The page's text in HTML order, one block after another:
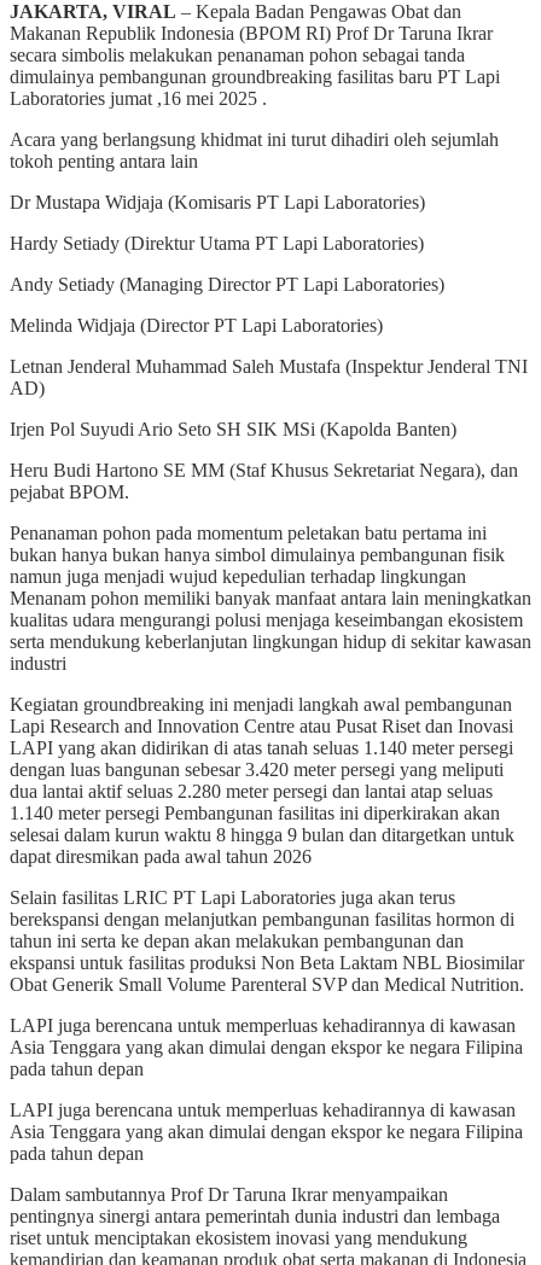
JAKARTA, VIRAL – Kepala Badan Pengawas Obat dan
Makanan Republik Indonesia (BPOM RI) Prof Dr Taruna Ikrar
secara simbolis melakukan penanaman pohon sebagai tanda
dimulainya pembangunan groundbreaking fasilitas baru PT Lapi
Laboratories jumat ,16 mei 2025 .
Acara yang berlangsung khidmat ini turut dihadiri oleh sejumlah
tokoh penting antara lain
Dr Mustapa Widjaja (Komisaris PT Lapi Laboratories)
Hardy Setiady (Direktur Utama PT Lapi Laboratories)
Andy Setiady (Managing Director PT Lapi Laboratories)
Melinda Widjaja (Director PT Lapi Laboratories)
Letnan Jenderal Muhammad Saleh Mustafa (Inspektur Jenderal TNI
AD)
Irjen Pol Suyudi Ario Seto SH SIK MSi (Kapolda Banten)
Heru Budi Hartono SE MM (Staf Khusus Sekretariat Negara), dan
pejabat BPOM.
Penanaman pohon pada momentum peletakan batu pertama ini
bukan hanya bukan hanya simbol dimulainya pembangunan fisik
namun juga menjadi wujud kepedulian terhadap lingkungan
Menanam pohon memiliki banyak manfaat antara lain meningkatkan
kualitas udara mengurangi polusi menjaga keseimbangan ekosistem
serta mendukung keberlanjutan lingkungan hidup di sekitar kawasan
industri
Kegiatan groundbreaking ini menjadi langkah awal pembangunan
Lapi Research and Innovation Centre atau Pusat Riset dan Inovasi
LAPI yang akan didirikan di atas tanah seluas 1.140 meter persegi
dengan luas bangunan sebesar 3.420 meter persegi yang meliputi
dua lantai aktif seluas 2.280 meter persegi dan lantai atap seluas
1.140 meter persegi Pembangunan fasilitas ini diperkirakan akan
selesai dalam kurun waktu 8 hingga 9 bulan dan ditargetkan untuk
dapat diresmikan pada awal tahun 2026
Selain fasilitas LRIC PT Lapi Laboratories juga akan terus
berekspansi dengan melanjutkan pembangunan fasilitas hormon di
tahun ini serta ke depan akan melakukan pembangunan dan
ekspansi untuk fasilitas produksi Non Beta Laktam NBL Biosimilar
Obat Generik Small Volume Parenteral SVP dan Medical Nutrition.
LAPI juga berencana untuk memperluas kehadirannya di kawasan
Asia Tenggara yang akan dimulai dengan ekspor ke negara Filipina
pada tahun depan
LAPI juga berencana untuk memperluas kehadirannya di kawasan
Asia Tenggara yang akan dimulai dengan ekspor ke negara Filipina
pada tahun depan
Dalam sambutannya Prof Dr Taruna Ikrar menyampaikan
pentingnya sinergi antara pemerintah dunia industri dan lembaga
riset untuk menciptakan ekosistem inovasi yang mendukung
kemandirian dan keamanan produk obat serta makanan di Indonesia